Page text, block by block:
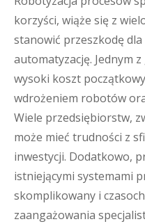
korzyści, wiąże się z
stanowić przeszkodę
automatyzację. Jednym
wysoki koszt
wdrożeniem robotów
Wiele przedsiębiorstw,
może mieć trudności z
inwestycji. Dodatkowo,
istniejącymi systemami
skomplikowany i
zaangażowania